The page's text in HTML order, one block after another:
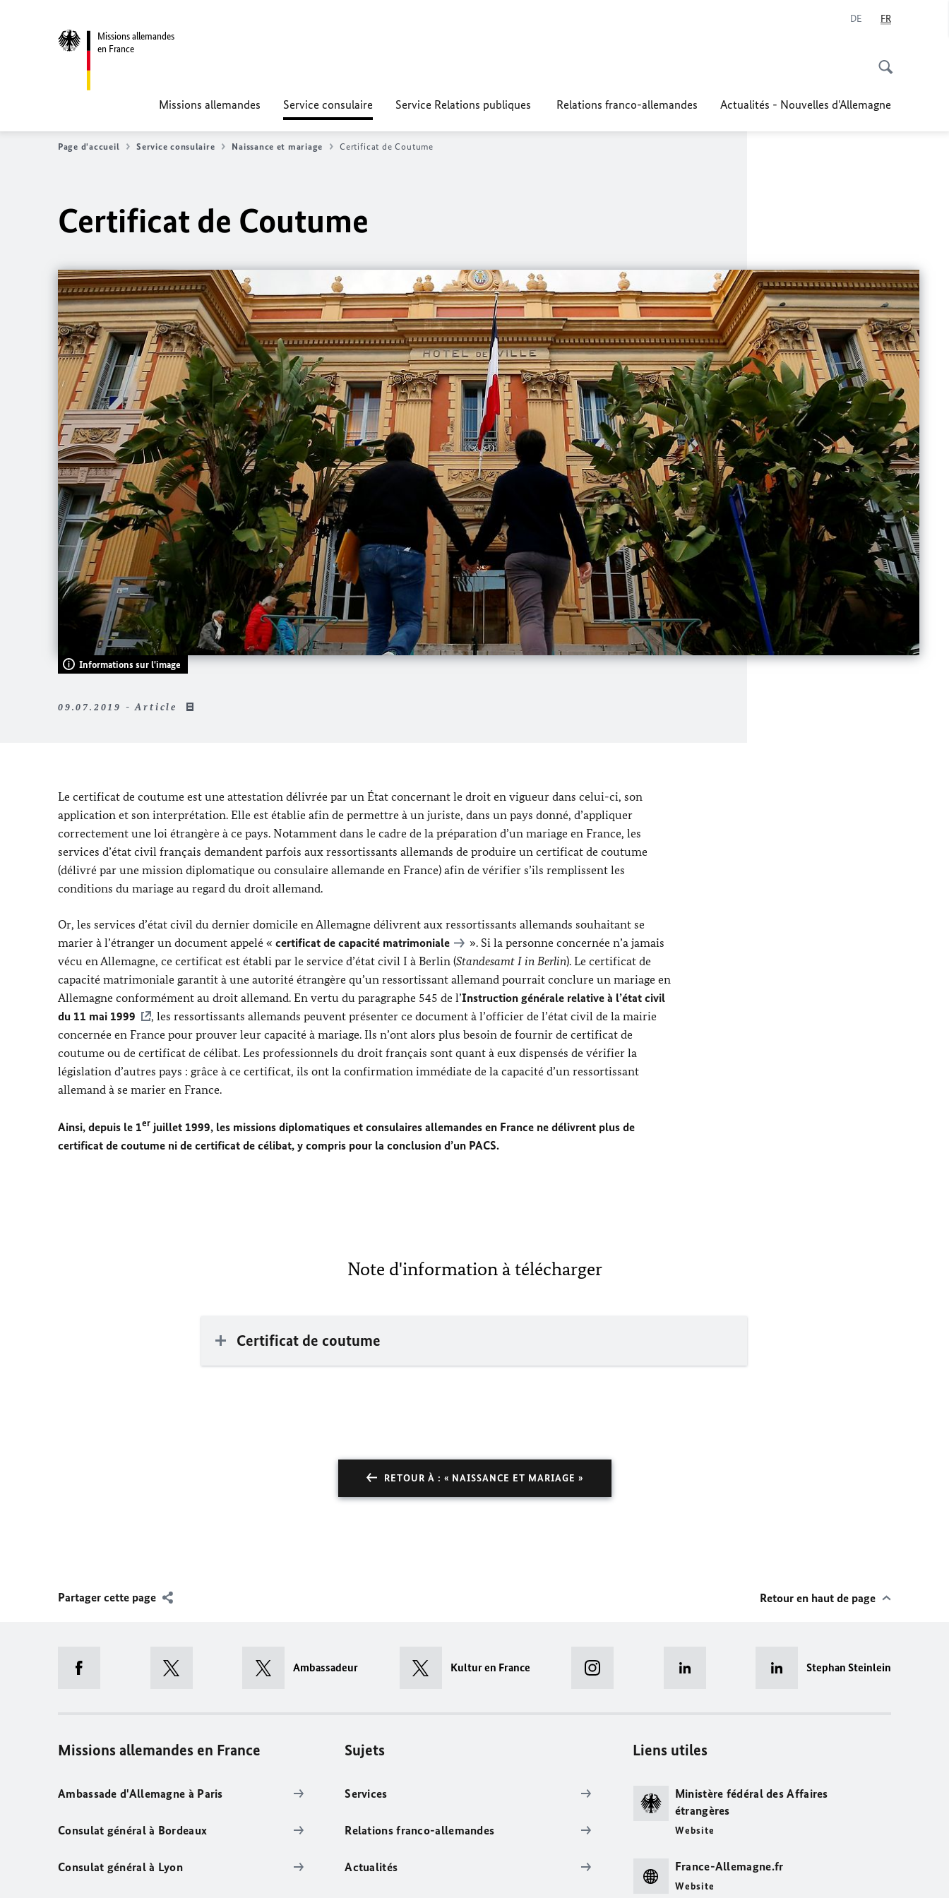
Missions allemandes
en France
DE FR
Missions allemandes Service consulaire Service Relations publiques Relations franco-allemandes Actualités - Nouvelles d'Allemagne
Page d'accueil Service consulaire Naissance et mariage Certificat de Coutume
Certificat de Coutume
Informations sur l'image
09.07.2019 - Article
Le certificat de coutume est une attestation délivrée par un État concernant le droit en vigueur dans celui-ci, son
application et son interprétation. Elle est établie afin de permettre à un juriste, dans un pays donné, d’appliquer
correctement une loi étrangère à ce pays. Notamment dans le cadre de la préparation d’un mariage en France, les
services d’état civil français demandent parfois aux ressortissants allemands de produire un certificat de coutume
(délivré par une mission diplomatique ou consulaire allemande en France) afin de vérifier s’ils remplissent les
conditions du mariage au regard du droit allemand.
Or, les services d’état civil du dernier domicile en Allemagne délivrent aux ressortissants allemands souhaitant se
marier à l’étranger un document appelé « certificat de capacité matrimoniale
». Si la personne concernée n’a jamais
vécu en Allemagne, ce certificat est établi par le service d’état civil I à Berlin (Standesamt I in Berlin). Le certificat de
capacité matrimoniale garantit à une autorité étrangère qu’un ressortissant allemand pourrait conclure un mariage en
Allemagne conformément au droit allemand. En vertu du paragraphe 545 de l’Instruction générale relative à l’état civil
du 11 mai 1999
, les ressortissants allemands peuvent présenter ce document à l’officier de l’état civil de la mairie
concernée en France pour prouver leur capacité à mariage. Ils n’ont alors plus besoin de fournir de certificat de
coutume ou de certificat de célibat. Les professionnels du droit français sont quant à eux dispensés de vérifier la
législation d’autres pays : grâce à ce certificat, ils ont la confirmation immédiate de la capacité d’un ressortissant
allemand à se marier en France.
Ainsi, depuis le 1er juillet 1999, les missions diplomatiques et consulaires allemandes en France ne délivrent plus de
certificat de coutume ni de certificat de célibat, y compris pour la conclusion d’un PACS.
Note d'information à télécharger
Certificat de coutume
RETOUR À : « NAISSANCE ET MARIAGE »
Partager cette page Retour en haut de page
Ambassadeur Kultur en France Stephan Steinlein
Missions allemandes en France
Ambassade d'Allemagne à Paris
Consulat général à Bordeaux
Consulat général à Lyon
Sujets
Services
Relations franco-allemandes
Actualités
Liens utiles
Ministère fédéral des Affaires
étrangères
Website
France-Allemagne.fr
Website